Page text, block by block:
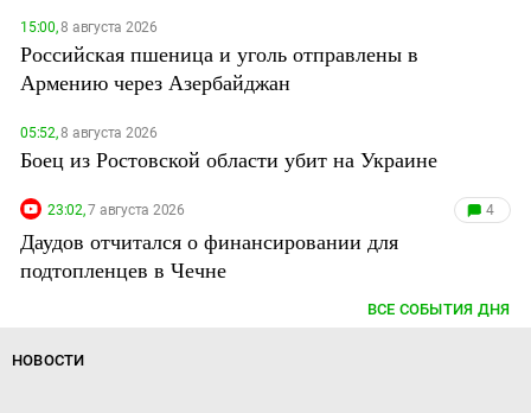
15:00,8 августа 2026
Российская пшеница и уголь отправлены в
Армению через Азербайджан
05:52,8 августа 2026
Боец из Ростовской области убит на Украине
23:02,7 августа 2026 4
Даудов отчитался о финансировании для
подтопленцев в Чечне
ВСЕ СОБЫТИЯ ДНЯ
НОВОСТИ